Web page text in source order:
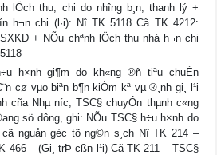
lÖch thu, chi do nh­îng b¸n, thanh lý +
h¬n chi (l·i): Nî TK 5118 Cã TK 4212:
+ NÕu chªnh lÖch thu nhá h¬n chi
h×nh gi¶m do kh«ng ®ñ tiªu chuÈn
cø vµo biªn b¶n kiÓm kª vµ ®¸nh gi¸ l¹i
cña Nhµ n­íc, TSC§ chuyÓn thµnh c«ng
sö dông, ghi: NÕu TSC§ h÷u h×nh do
nguån gèc tõ ng©n s¸ch Nî TK 214 –
466 – (Gi¸ trÞ cßn l¹i) Cã TK 211 – TSC§